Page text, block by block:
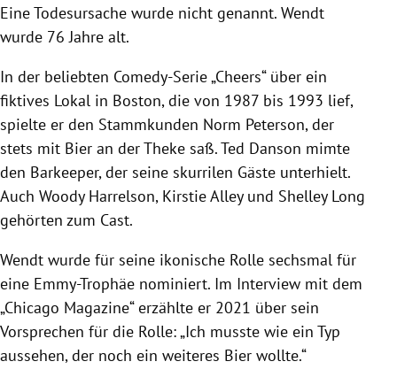
Eine Todesursache wurde nicht genannt. Wendt
wurde 76 Jahre alt.
In der beliebten Comedy-Serie „Cheers“ über ein
fiktives Lokal in Boston, die von 1987 bis 1993 lief,
spielte er den Stammkunden Norm Peterson, der
stets mit Bier an der Theke saß. Ted Danson mimte
den Barkeeper, der seine skurrilen Gäste unterhielt.
Auch Woody Harrelson, Kirstie Alley und Shelley Long
gehörten zum Cast.
Wendt wurde für seine ikonische Rolle sechsmal für
eine Emmy-Trophäe nominiert. Im Interview mit dem
„Chicago Magazine“ erzählte er 2021 über sein
Vorsprechen für die Rolle: „Ich musste wie ein Typ
aussehen, der noch ein weiteres Bier wollte.“